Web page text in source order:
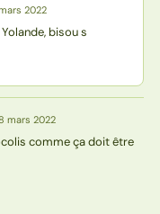
2022
bisou s
mars 2022
comme ça doit être